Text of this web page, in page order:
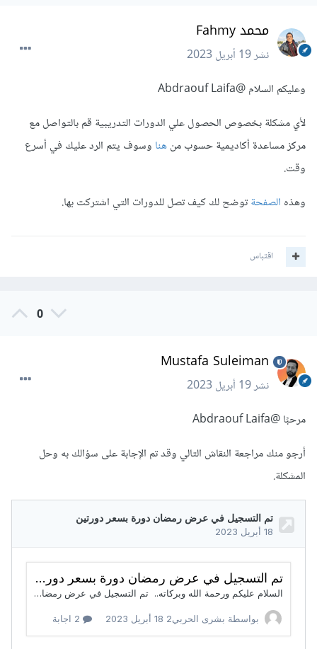
محمد Fahmy
نشر19 أبريل 2023
وعليكم السلام@Abdraouf Laifa
لأي مشكلة بخصوص الحصول علي الدورات التدريبية قم بالتواصل مع
مركز مساعدة أكاديمية حسوب منهناوسوف يتم الرد عليك في أسرع
وقت.
وهذه الصفحةتوضح لك كيف تصل للدورات التي اشتركت بها.
اقتباس
0
Mustafa Suleiman
نشر19 أبريل 2023
مرحبًا@Abdraouf Laifa
أرجو منك مراجعة النقاش التالي وقد تم الإجابة على سؤالك به وحل
المشكلة.